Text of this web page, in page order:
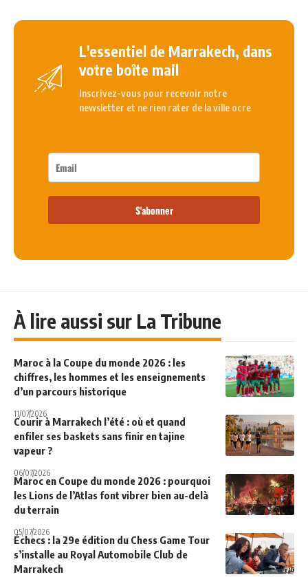
L'essentiel de Marrakech, dans
votre boîte mail
Inscrivez-vous pour recevoir notre
newsletter et ne rien rater de la ville ocre
S'abonner
À lire aussi sur La Tribune
Maroc à la Coupe du monde 2026 : les
chiffres, les hommes et les enseignements
d’un parcours historique
11/07/2026
Courir à Marrakech l’été : où et quand
enfiler ses baskets sans finir en tajine
vapeur ?
06/07/2026
Maroc en Coupe du monde 2026 : pourquoi
les Lions de l’Atlas font vibrer bien au-delà
du terrain
05/07/2026
Échecs : la 29e édition du Chess Game Tour
s’installe au Royal Automobile Club de
Marrakech